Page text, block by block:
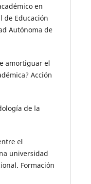
en
de Educación
Autónoma de
amortiguar el
Acción
de la
el
universidad
Formación